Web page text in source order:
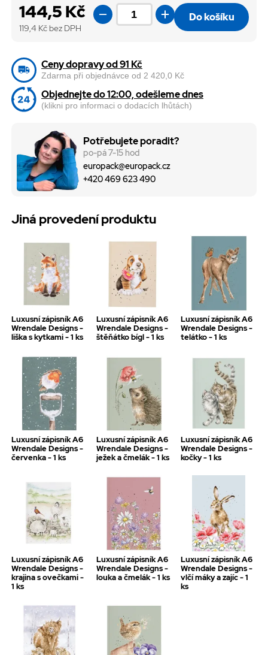
144,5 Kč
119,4 Kč bez DPH
Do košíku
Ceny dopravy od 91 Kč
Zdarma při objednávce od 2 420,0 Kč
Objednejte do 12:00, odešleme dnes
(klikni pro informaci o dodacích lhůtách)
Potřebujete poradit?
po-pá 7-15 hod
europack@europack.cz
+420 469 623 490
Jiná provedení produktu
Luxusní zápisník A6
Wrendale Designs -
liška s kytkami - 1 ks
Luxusní zápisník A6
Wrendale Designs -
štěňátko bígl - 1 ks
Luxusní zápisník A6
Wrendale Designs -
telátko - 1 ks
Luxusní zápisník A6
Wrendale Designs -
červenka - 1 ks
Luxusní zápisník A6
Wrendale Designs -
ježek a čmelák - 1 ks
Luxusní zápisník A6
Wrendale Designs -
kočky - 1 ks
Luxusní zápisník A6
Wrendale Designs -
krajina s ovečkami -
1 ks
Luxusní zápisník A6
Wrendale Designs -
louka a čmelák - 1 ks
Luxusní zápisník A6
Wrendale Designs -
vlčí máky a zajíc - 1
ks